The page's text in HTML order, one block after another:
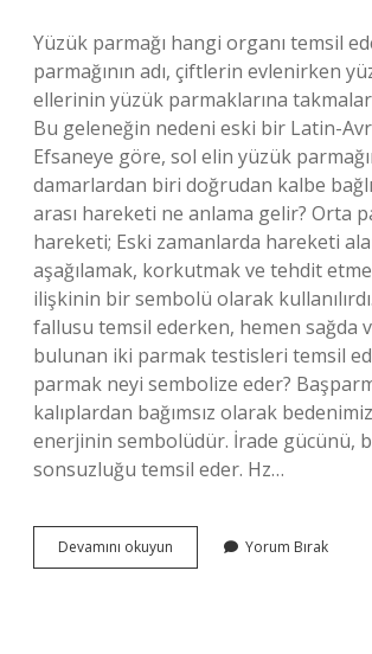
Yüzük parmağı hangi organı temsil
parmağının adı, çiftlerin evlenirken
ellerinin yüzük parmaklarına
Bu geleneğin nedeni eski bir Latin-
Efsaneye göre, sol elin yüzük
damarlardan biri doğrudan kalbe
arası hareketi ne anlama gelir? Orta
hareketi; Eski zamanlarda hareketi
aşağılamak, korkutmak ve tehdit
ilişkinin bir sembolü olarak
fallusu temsil ederken, hemen sağda
bulunan iki parmak testisleri temsil
parmak neyi sembolize eder?
kalıplardan bağımsız olarak
enerjinin sembolüdür. İrade gücünü,
sonsuzluğu temsil eder. Hz…
Devamını okuyun
Parmağı
Yorum Bırak